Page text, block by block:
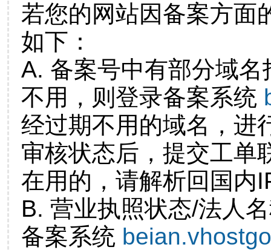
若您的网站因备案方面
如下：
A. 备案号中有部分域
不用，则登录备案系统
经过期不用的域名，进
审核状态后，提交工单
在用的，请解析回国内
B. 营业执照状态/法人
备案系统